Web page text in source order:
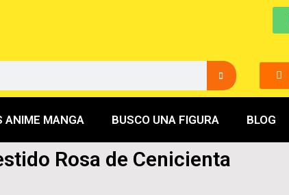
ANIME MANGA BUSCO UNA FIGURA BLOG
Rosa de Cenicienta